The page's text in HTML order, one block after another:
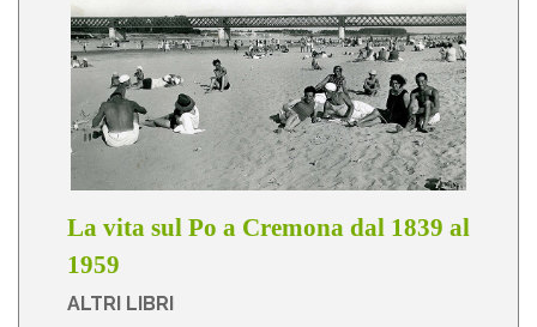
La vita sul Po a Cremona dal 1839 al
1959
ALTRI LIBRI